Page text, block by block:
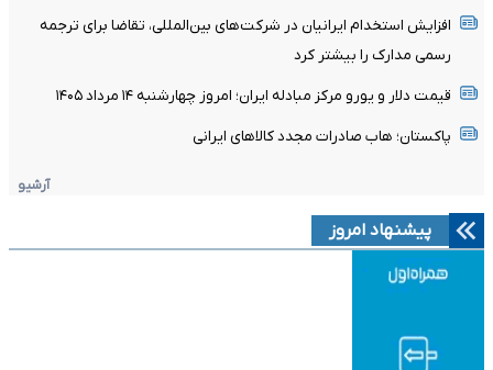
افزایش استخدام ایرانیان در شرکت‌های بین‌المللی، تقاضا برای ترجمه
رسمی مدارک را بیشتر کرد
قیمت دلار و یورو مرکز مبادله ایران؛ امروز چهارشنبه ۱۴ مرداد ۱۴۰۵
پاکستان؛ هاب صادرات مجدد کالاهای ایرانی
آرشیو
پیشنهاد امروز